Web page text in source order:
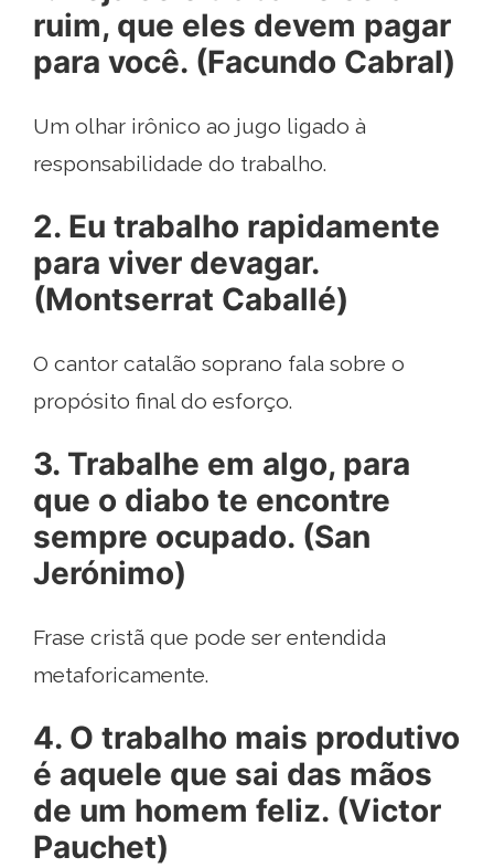
ruim, que eles devem pagar
para você. (Facundo Cabral)
Um olhar irônico ao jugo ligado à
responsabilidade do trabalho.
2. Eu trabalho rapidamente
para viver devagar.
(Montserrat Caballé)
O cantor catalão soprano fala sobre o
propósito final do esforço.
3. Trabalhe em algo, para
que o diabo te encontre
sempre ocupado. (San
Jerónimo)
Frase cristã que pode ser entendida
metaforicamente.
4. O trabalho mais produtivo
é aquele que sai das mãos
de um homem feliz. (Victor
Pauchet)